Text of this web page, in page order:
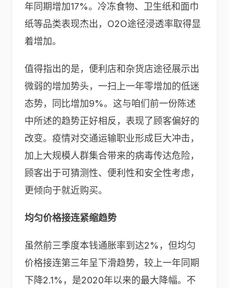
年同期增加17%。冷冻食物、卫生纸和面巾
纸等品类表现杰出，O2O途径浸透率取得显
着增加。
值得指出的是，便利店和杂货店途径展示出
微弱的增加势头，一扫上一年零增加的低迷
态势，同比增加9%。这与咱们前一份陈述
中所述的趋势正好相反，表现了顾客偏好的
改变。疫情对交通运输职业形成巨大冲击，
加上大规模人群集合带来的病毒传达危险，
顾客出于可猜测性、便利性和安全性考虑，
更倾向于就近购买。
均匀价格接连紧缩趋势
虽然前三季度本钱通胀率到达2%，但均匀
价格接连第三年呈下滑趋势，较上一年同期
下降2.1%，是2020年以来的最大降幅。不